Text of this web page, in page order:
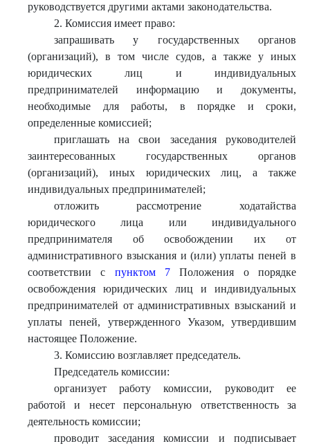
руководствуется другими актами законодательства.
2. Комиссия имеет право:
запрашивать у государственных органов
(организаций), в том числе судов, а также у иных
юридических лиц и индивидуальных
предпринимателей информацию и документы,
необходимые для работы, в порядке и сроки,
определенные комиссией;
приглашать на свои заседания руководителей
заинтересованных государственных органов
(организаций), иных юридических лиц, а также
индивидуальных предпринимателей;
отложить рассмотрение ходатайства
юридического лица или индивидуального
предпринимателя об освобождении их от
административного взыскания и (или) уплаты пеней в
соответствии с пунктом 7 Положения о порядке
освобождения юридических лиц и индивидуальных
предпринимателей от административных взысканий и
уплаты пеней, утвержденного Указом, утвердившим
настоящее Положение.
3. Комиссию возглавляет председатель.
Председатель комиссии:
организует работу комиссии, руководит ее
работой и несет персональную ответственность за
деятельность комиссии;
проводит заседания комиссии и подписывает